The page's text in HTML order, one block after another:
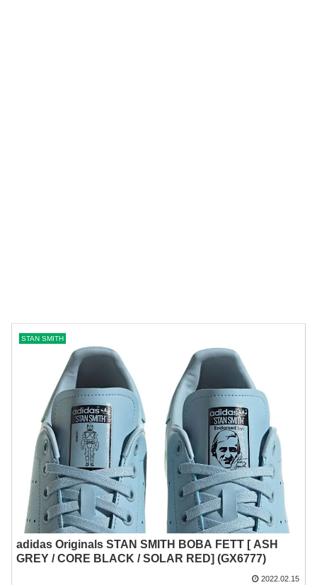
STAN SMITH
adidas Originals STAN SMITH BOBA FETT [ ASH
GREY / CORE BLACK / SOLAR RED] (GX6777)
2022.02.15